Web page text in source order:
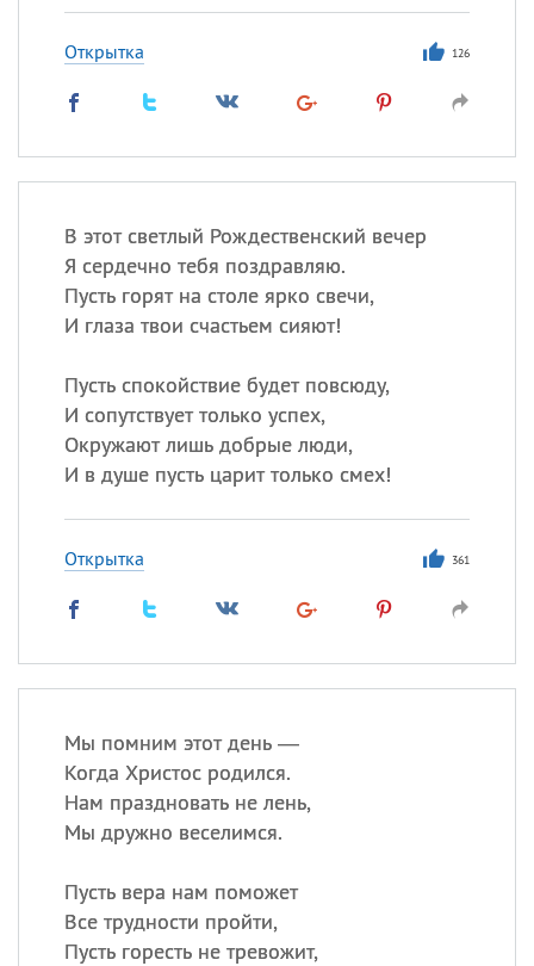
Открытка 126
В этот светлый Рождественский вечер
Я сердечно тебя поздравляю.
Пусть горят на столе ярко свечи,
И глаза твои счастьем сияют!
Пусть спокойствие будет повсюду,
И сопутствует только успех,
Окружают лишь добрые люди,
И в душе пусть царит только смех!
Открытка 361
Мы помним этот день —
Когда Христос родился.
Нам праздновать не лень,
Мы дружно веселимся.
Пусть вера нам поможет
Все трудности пройти,
Пусть горесть не тревожит,